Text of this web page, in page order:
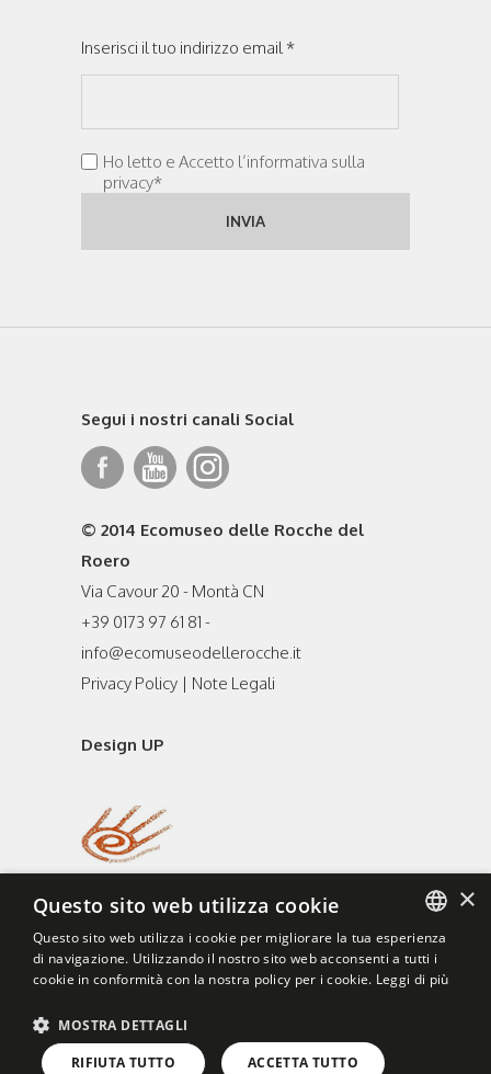
Inserisci il tuo indirizzo email *
Ho letto e Accetto l’informativa sulla
privacy*
Segui i nostri canali Social
© 2014 Ecomuseo delle Rocche del
Roero
Via Cavour 20 - Montà CN
+39 0173 97 61 81 -
info@ecomuseodellerocche.it
Privacy Policy | Note Legali
Design UP
ITALIAN
×
Questo sito web utilizza cookie
Questo sito web utilizza i cookie per migliorare la tua esperienza
di navigazione. Utilizzando il nostro sito web acconsenti a tutti i
cookie in conformità con la nostra policy per i cookie. Leggi di più
ACCETTA TUTTO
RIFIUTA TUTTO
MOSTRA DETTAGLI